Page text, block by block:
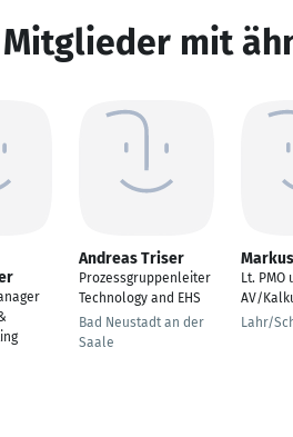
Mitglieder mit
Andreas Triser
Prozessgruppenleiter
Technology and EHS
Bad Neustadt an der
Saale
Lt. PMO
AV/
Lahr/